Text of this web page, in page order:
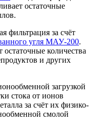
остаточные
фильтрация за счёт
угля МАУ-200.
количества
и других
загрузкой
стока от ионов
за счёт их физико-
смолой